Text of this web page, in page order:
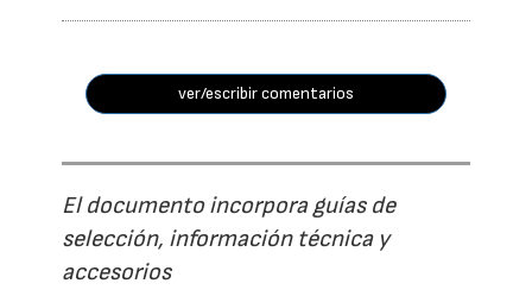
ver/escribir comentarios
El documento incorpora guías de
selección, información técnica y
accesorios